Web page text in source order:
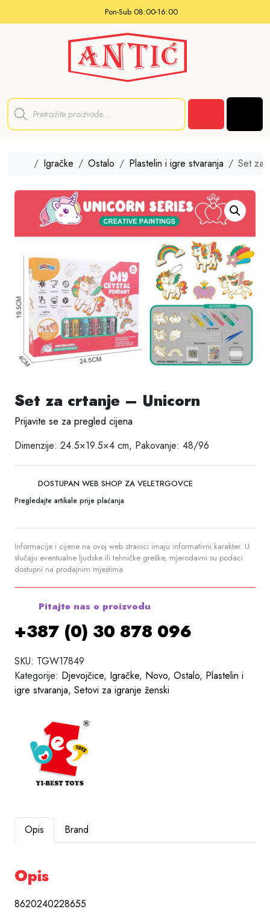
Pon-Sub 08:00-16:00
P
d
HomeIgračke Ostalo Plastelin i igre stvaranja Set za
Set za crtanje – Unicorn
Prijavite se za pregled cijena
Dimenzije: 24.5×19.5×4 cm, Pakovanje: 48/96
DOSTUPAN WEB SHOP ZA VELETRGOVCE
Pregledajte artikale prije plaćanja
Informacije i cijene na ovoj web stranici imaju informativni karakter. U
slučaju eventualne ljudske ili tehničke greške, mjerodavni su podaci
dostupni na prodajnim mjestima
Pitajte nas o proizvodu
+387 (0) 30 878 096
SKU: TGW17849
Kategorije: Djevojčice, Igračke, Novo, Ostalo, Plastelin i
igre stvaranja, Setovi za igranje ženski
Opis Brand
Opis
8620240228655